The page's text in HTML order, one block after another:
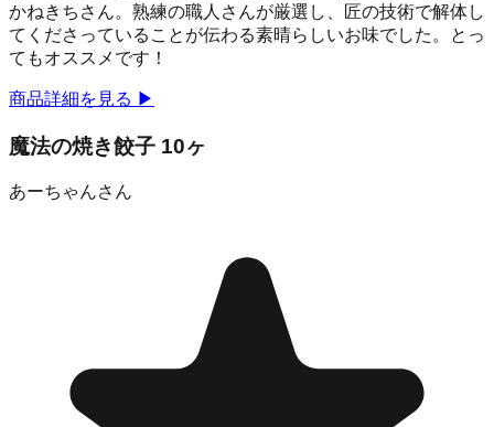
かねきちさん。熟練の職人さんが厳選し、匠の技術で解体し
てくださっていることが伝わる素晴らしいお味でした。とっ
てもオススメです！
商品詳細を見る ▶
魔法の焼き餃子 10ヶ
あーちゃんさん